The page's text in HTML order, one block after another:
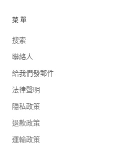
菜單
搜索
聯絡人
給我們發郵件
法律聲明
隱私政策
退款政策
運輸政策